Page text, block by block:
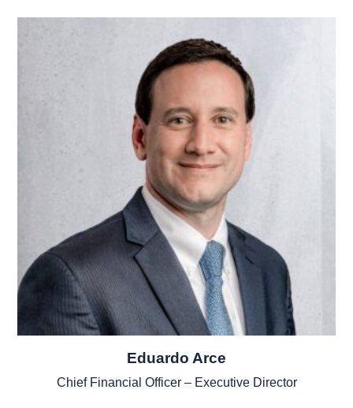
Eduardo Arce
Chief Financial Officer – Executive Director